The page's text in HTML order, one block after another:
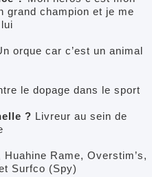
grand champion et je me
orque car c’est un animal
le dopage dans le sport
? Livreur au sein de
Huahine Rame, Overstim’s,
Surfco (Spy)